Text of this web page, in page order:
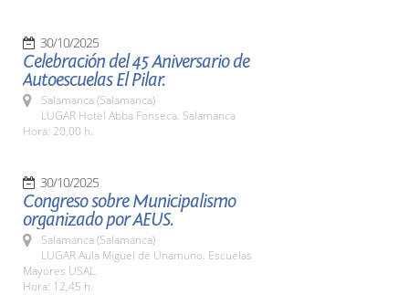
30/10/2025
Celebración del 45 Aniversario de
Autoescuelas El Pilar.
Salamanca (Salamanca)
LUGAR Hotel Abba Fonseca. Salamanca
Hora: 20,00 h.
30/10/2025
Congreso sobre Municipalismo
organizado por AEUS.
Salamanca (Salamanca)
LUGAR Aula Miguel de Unamuno. Escuelas
Mayores USAL.
Hora: 12,45 h.